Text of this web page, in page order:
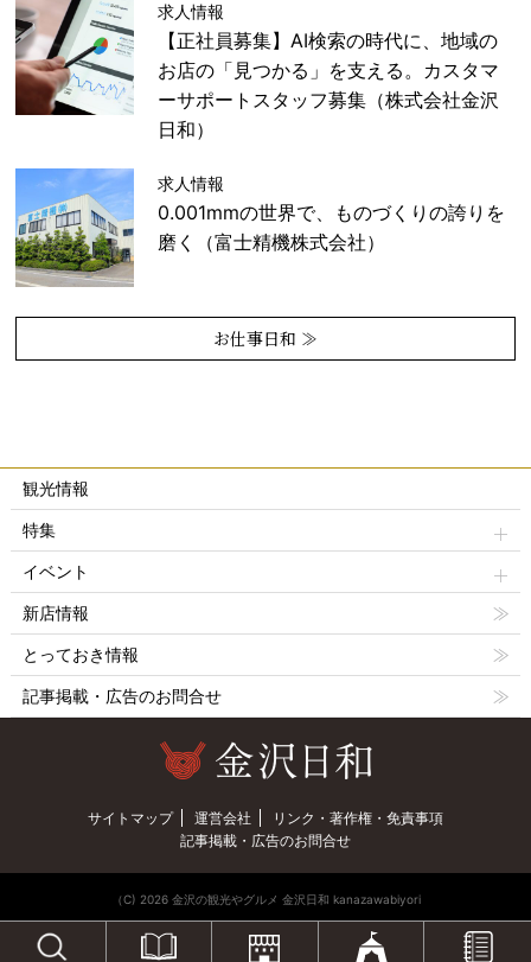
求人情報
【正社員募集】AI検索の時代に、地域の
お店の「見つかる」を支える。カスタマ
ーサポートスタッフ募集（株式会社金沢
日和）
求人情報
0.001mmの世界で、ものづくりの誇りを
磨く（富士精機株式会社）
お仕事日和 ≫
観光情報
特集
イベント
新店情報
とっておき情報
記事掲載・広告のお問合せ
サイトマップ 運営会社
リンク・著作権・免責事項
記事掲載・広告のお問合せ
（C) 2026 金沢の観光やグルメ 金沢日和 kanazawabiyori